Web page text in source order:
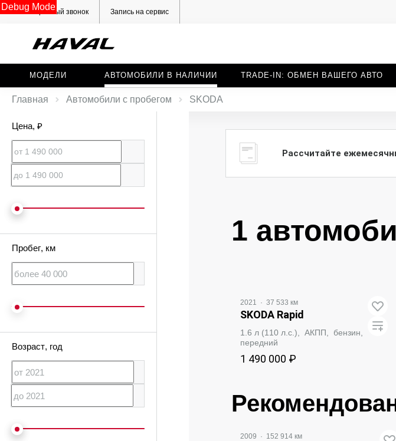
Debug ModeОбратный звонок Запись на сервис
МОДЕЛИ АВТОМОБИЛИ В НАЛИЧИИ TRADE-IN: ОБМЕН ВАШЕГО АВТО
Главная Автомобили с пробегом SKODA
Цена, ₽
Пробег, км
Возраст, год
Рассчитайте
1
2021 · 37 533 км
SKODA Rapid
1.6 л (110 л.с.), АКПП, бензин,
передний
1 490 000 ₽
2009 · 152 914 км